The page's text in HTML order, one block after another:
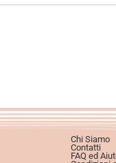
Chi Siamo
Contatti
FAQ ed